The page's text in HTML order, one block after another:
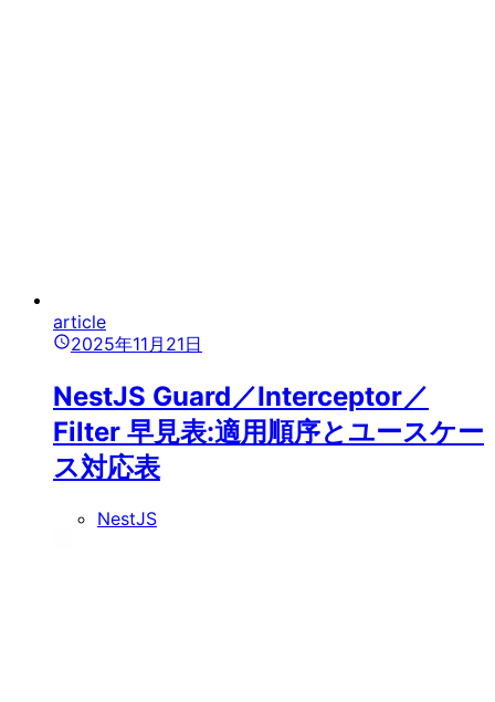
article
2025年11月21日
NestJS Guard／Interceptor／
Filter 早見表:適用順序とユースケー
ス対応表
NestJS